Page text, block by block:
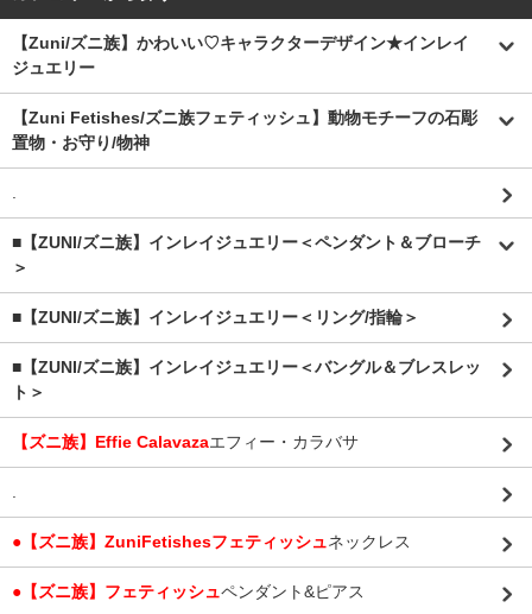
【Zuni/ズニ族】かわいい♡キャラクターデザイン★インレイ
ジュエリー
【Zuni Fetishes/ズニ族フェティッシュ】動物モチーフの石彫
置物・お守り/物神
■【ZUNI/ズニ族】インレイジュエリー＜ペンダント＆ブローチ
＞
■【ZUNI/ズニ族】インレイジュエリー＜リング/指輪＞
■【ZUNI/ズニ族】インレイジュエリー＜バングル＆ブレスレッ
ト＞
【ズニ族】Effie Calavazaエフィー・カラバサ
●【ズニ族】ZuniFetishesフェティッシュネックレス
●【ズニ族】フェティッシュペンダント&ピアス